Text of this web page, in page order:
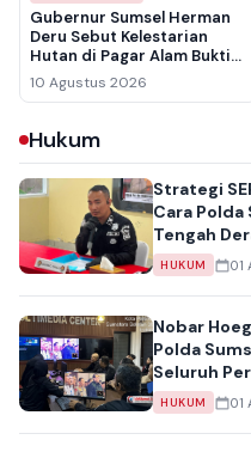
Gubernur Sumsel Herman
Deru Sebut Kelestarian
Hutan di Pagar Alam Bukti
Nyata Jaga Debit Air untuk
PLTA
10 Agustus 2026
Hukum
Strategi
Cara
Tengah
HUKUM 01
Nobar
Polda
Seluruh
HUKUM 01